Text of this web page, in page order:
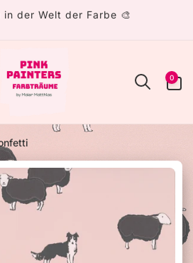
in der Welt der Farbe 🎨
0
Artikel